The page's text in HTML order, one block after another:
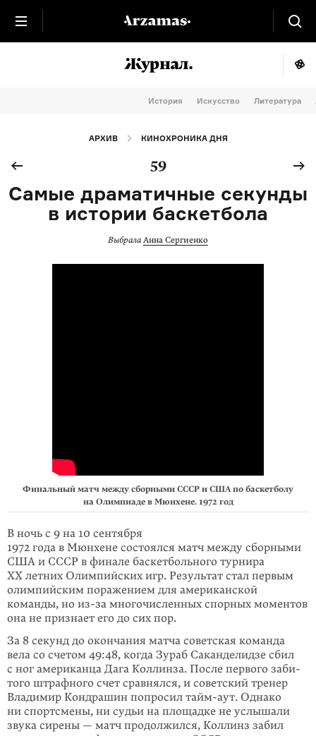
История Искусство Литература
АРХИВ КИНОХРОНИКА ДНЯ
59
Самые драматичные секунды
в истории баскетбола
Выбрала Анна Сергиенко
Финальный матч между сборными СССР и США по баскетболу
на Олимпиаде в Мюнхене. 1972 год
В ночь с 9 на 10 сентября
1972 года в Мюнхене состоялся матч между сборными
США и СССР в финале баскетбольного турнира
XX летних Олимпийских игр. Результат стал первым
олимпийским поражением для американской
команды, но из-за много­числен­ных спорных моментов
она не признает его до сих пор.
За 8 секунд до окончания матча советская команда
вела со счетом 49:48, когда Зураб Саканделидзе сбил
с ног американца Дага Коллинза. После первого заби­
того штрафного счет сравнялся, и советский тренер
Владимир Кондрашин попросил тайм-аут. Однако
ни спортсмены, ни судьи на площадке не услыша­ли
звука сирены — матч продолжился, Коллинз забил